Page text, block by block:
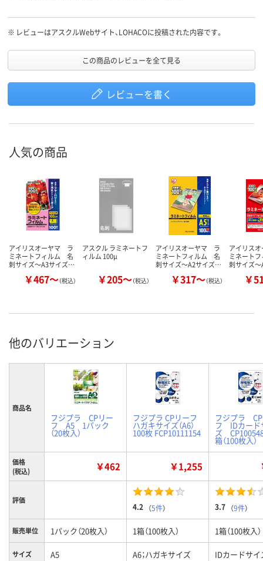
※ レビューはアスクルWebサイト、LOHACOに投稿された内容です。
この商品のレビューを全て見る
レビューを書く
人気の商品
アイリスオーヤマ ラ
ミネートフィルム 名
刺サイズ～A3サイズ…
￥467～（税込）
アスクル ラミネートフ
ィルム 100μ
￥205～（税込）
アイリスオーヤマ ラ
ミネートフィルム 名
刺サイズ～A2サイズ…
￥317～（税込）
アイリス
ミネート
刺サイズ
￥
他のバリエーション
商品名
フジプラ CPリー
フ A5 1パック
（20枚入）
フジプラ CPリーフ
ハガキサイズ（A6）
100枚 FCP10111154
フジプラ
フ IDカード
ズ
箱（100枚入）
価格
(税込)
￥462 ￥1,255
評価
4.2 （5件） 3.7 （9件）
販売単位 1パック（20枚入） 1箱（100枚入） 1箱（100枚入）
サイズ A5 A6；ハガキサイズ IDカードサイ